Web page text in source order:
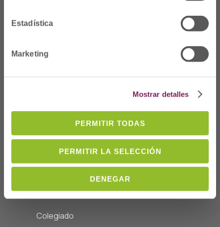
Estadística
Marketing
Mostrar detalles
PERMITIR TODAS
PERMITIR LA SELECCIÓN
DENEGAR
08:00 a 14:00
Bienvenida
Junta de Gobierno y
Vocalías
Personal del colegio
Nuestra historia
Colegiado